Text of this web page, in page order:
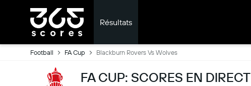
Résultats
Football FA Cup Blackburn Rovers Vs Wolves
FA CUP: SCORES EN DIRECT